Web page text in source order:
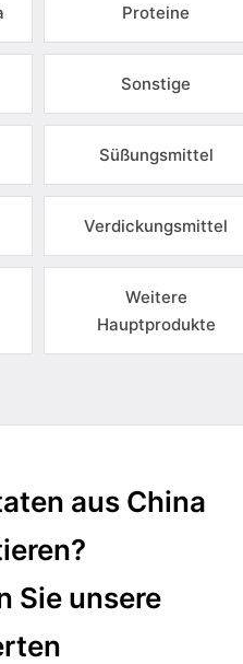
Proteine
Sonstige
Süßungsmittel
Verdickungsmittel
Weitere
Hauptprodukte
aus China
Sie unsere